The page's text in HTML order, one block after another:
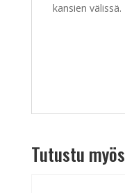
kansien välissä.
Tutustu myös